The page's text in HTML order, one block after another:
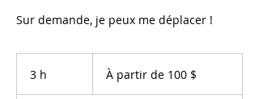
Sur demande, je peux me déplacer !
3 h
partir
100 dollars
canadiens
À partir de 100 $